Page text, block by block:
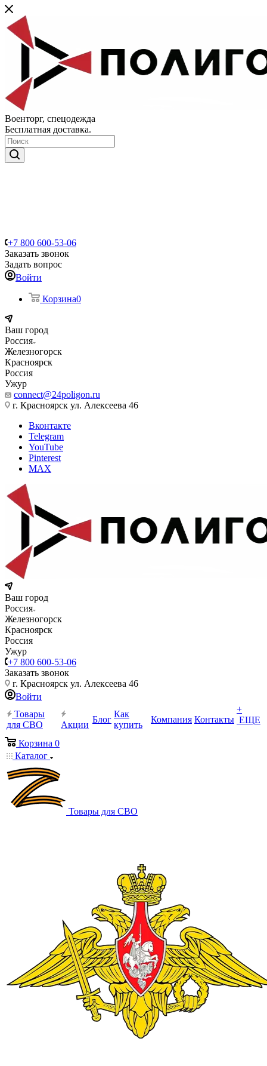
Военторг, спецодежда
Бесплатная доставка.
+7 800 600-53-06
Заказать звонок
Задать вопрос
Войти
Корзина0
Ваш город
Россия
Железногорск
Красноярск
Россия
Ужур
connect@24poligon.ru
г. Красноярск ул. Алексеева 46
Вконтакте
Telegram
YouTube
Pinterest
MAX
Ваш город
Россия
Железногорск
Красноярск
Россия
Ужур
+7 800 600-53-06
Заказать звонок
г. Красноярск ул. Алексеева 46
Войти
Товары
для СВО
Акции
Блог
Как
купить
Компания Контакты
+
ЕЩЕ
Корзина 0
Каталог
Товары для СВО